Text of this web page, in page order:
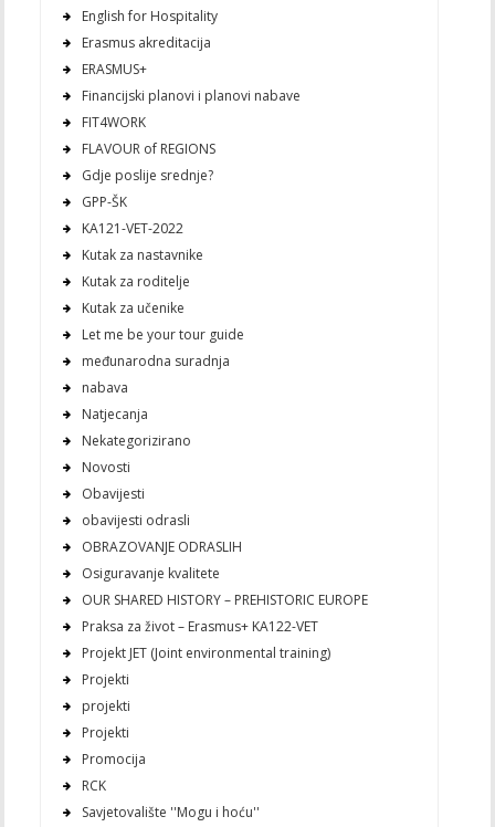
English for Hospitality
Erasmus akreditacija
ERASMUS+
Financijski planovi i planovi nabave
FIT4WORK
FLAVOUR of REGIONS
Gdje poslije srednje?
GPP-ŠK
KA121-VET-2022
Kutak za nastavnike
Kutak za roditelje
Kutak za učenike
Let me be your tour guide
međunarodna suradnja
nabava
Natjecanja
Nekategorizirano
Novosti
Obavijesti
obavijesti odrasli
OBRAZOVANJE ODRASLIH
Osiguravanje kvalitete
OUR SHARED HISTORY – PREHISTORIC EUROPE
Praksa za život – Erasmus+ KA122-VET
Projekt JET (Joint environmental training)
Projekti
projekti
Projekti
Promocija
RCK
Savjetovalište ''Mogu i hoću''